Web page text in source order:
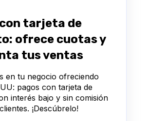
tarjeta de
ofrece cuotas y
tus ventas
en tu negocio ofreciendo
pagos con tarjeta de
interés bajo y sin comisión
¡Descúbrelo!